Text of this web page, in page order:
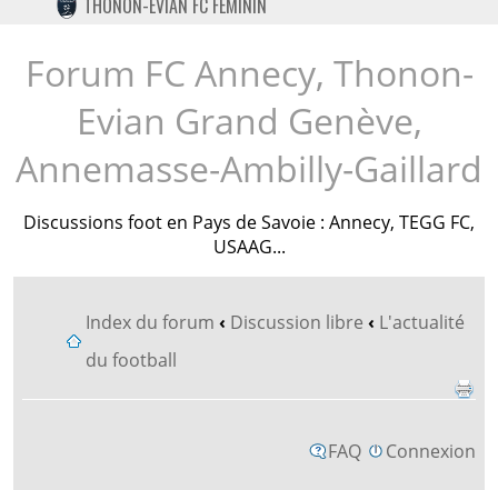
TWITTER
INSTAGRAM
THONON-EVIAN FC FÉMININ
Forum FC Annecy, Thonon-
Evian Grand Genève,
Annemasse-Ambilly-Gaillard
Discussions foot en Pays de Savoie : Annecy, TEGG FC,
USAAG...
Index du forum ‹ Discussion libre ‹ L'actualité
du football
FAQ Connexion